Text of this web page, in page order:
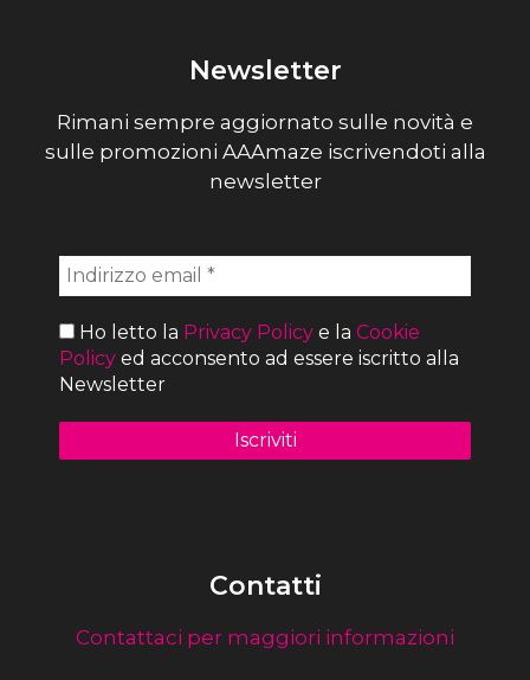
Newsletter
Rimani sempre aggiornato sulle novità e
sulle promozioni AAAmaze iscrivendoti alla
newsletter
Ho letto la Privacy Policy e la Cookie
Policy ed acconsento ad essere iscritto alla
Newsletter
Contatti
Contattaci per maggiori informazioni